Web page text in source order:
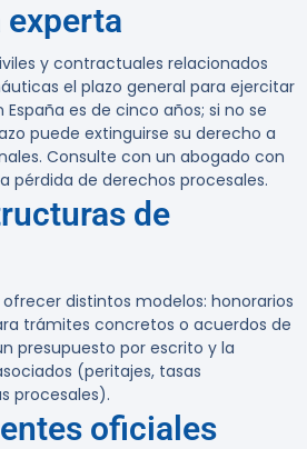
y contractuales relacionados
el plazo general para ejercitar
es de cinco años; si no se
puede extinguirse su derecho a
Consulte con un abogado con
pérdida de derechos procesales.
de
distintos modelos: honorarios
trámites concretos o acuerdos de
presupuesto por escrito y la
(peritajes, tasas
procesales).
oficiales